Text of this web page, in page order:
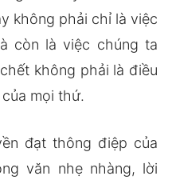
không phải chỉ là việc
còn là việc chúng ta
không phải là điều
mọi thứ.
đạt thông điệp của
văn nhẹ nhàng, lời